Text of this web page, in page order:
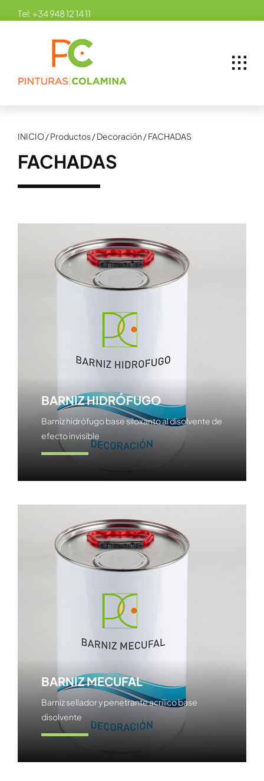
SkipTel:+34 948 12 14 11
INICIO/Productos/Decoración /FACHADAS
FACHADAS
BARNIZ HIDRÓFUGO
Barniz hidrófugo base siloxanto al disolvente de
efecto invisible
Ver producto
BARNIZ MECUFAL
Barniz sellador y penetrante acrílico base
disolvente
Ver producto